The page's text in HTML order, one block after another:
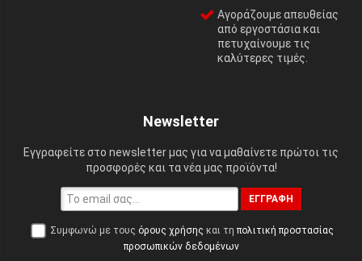
Αγοράζουμε απευθείας
από εργοστάσια και
πετυχαίνουμε τις
καλύτερες τιμές.
Newsletter
Εγγραφείτε στο newsletter μας για να μαθαίνετε πρώτοι τις
προσφορές και τα νέα μας προϊόντα!
ΕΓΓΡΑΦΉ
Συμφωνώ με τους όρους χρήσης και τη πολιτική προστασίας
προσωπικών δεδομένων